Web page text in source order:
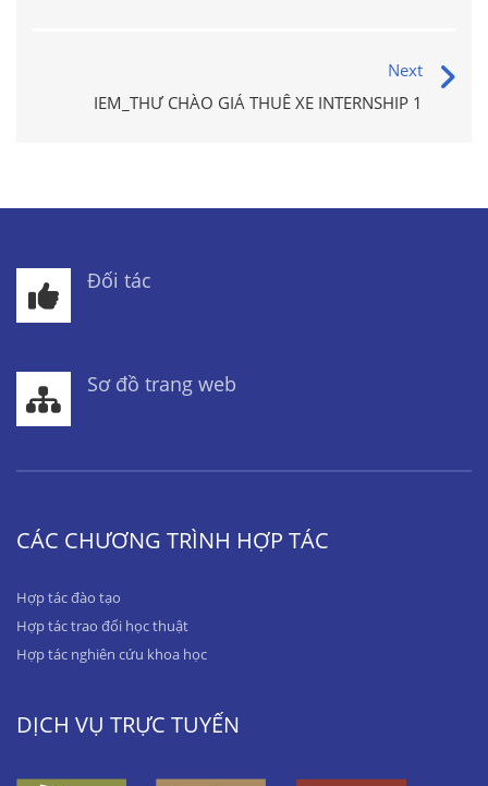
Next
IEM_THƯ CHÀO GIÁ THUÊ XE INTERNSHIP 1
Đối tác
Sơ đồ trang web
CÁC CHƯƠNG TRÌNH HỢP TÁC
Hợp tác đào tạo
Hợp tác trao đổi học thuật
Hợp tác nghiên cứu khoa học
DỊCH VỤ TRỰC TUYẾN